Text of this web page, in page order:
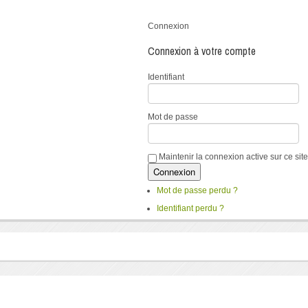
Connexion
Connexion à votre compte
Identifiant
Mot de passe
Maintenir la connexion active sur ce site
Mot de passe perdu ?
Identifiant perdu ?